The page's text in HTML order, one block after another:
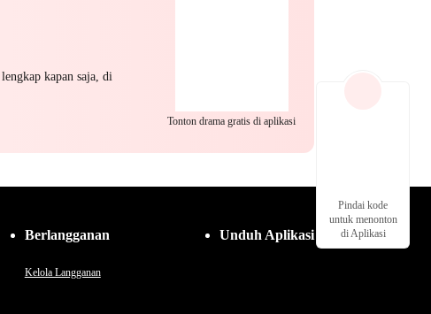
kapan saja, di
Tonton drama gratis di aplikasi
Berlangganan
Kelola Langganan
Unduh Aplikasi
Pindai kode
untuk menonton
di Aplikasi